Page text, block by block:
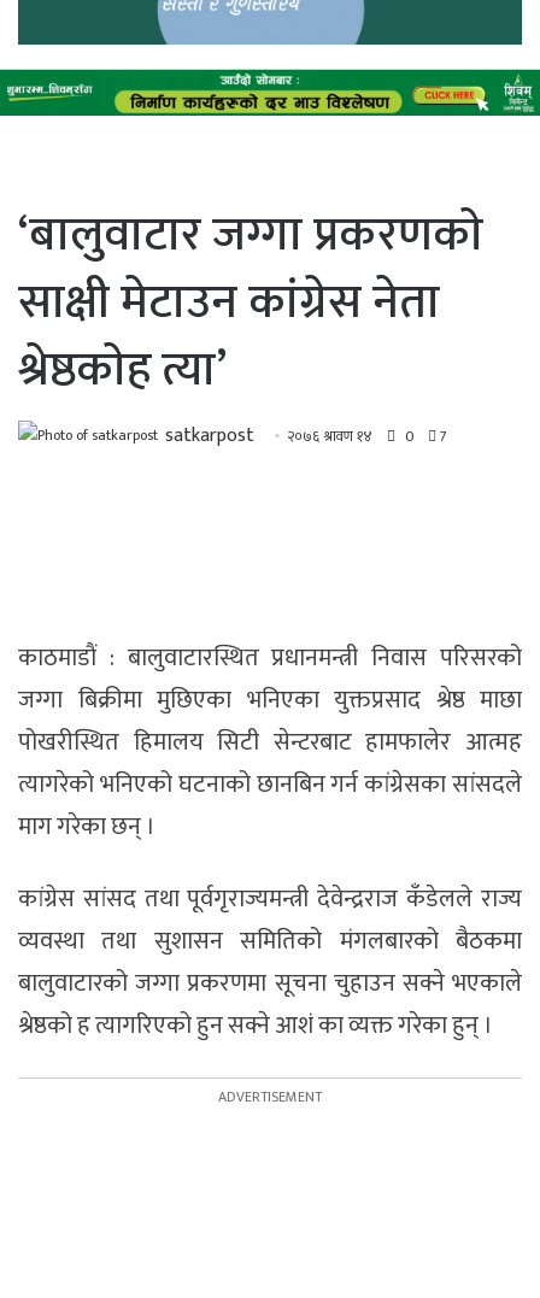
‘बालुवाटार जग्गा प्रकरणकाे
साक्षी मेटाउन कांग्रेस नेता
श्रेष्ठकाेह त्या’
satkarpost २०७६ श्रावण १४ 0 7
काठमाडाैं : बालुवाटारस्थित प्रधानमन्त्री निवास परिसरको
जग्गा बिक्रीमा मुछिएका भनिएका युक्तप्रसाद श्रेष्ठ माछा
पोखरीस्थित हिमालय सिटी सेन्टरबाट हामफालेर आत्मह
त्यागरेको भनिएको घटनाको छानबिन गर्न कांग्रेसका सांसदले
माग गरेका छन् ।
कांग्रेस सांसद तथा पूर्वगृराज्यमन्त्री देवेन्द्रराज कँडेलले राज्य
व्यवस्था तथा सुशासन समितिको मंगलबारको बैठकमा
बालुवाटारको जग्गा प्रकरणमा सूचना चुहाउन सक्ने भएकाले
श्रेष्ठको ह त्यागरिएको हुन सक्ने आशं का व्यक्त गरेका हुन् ।